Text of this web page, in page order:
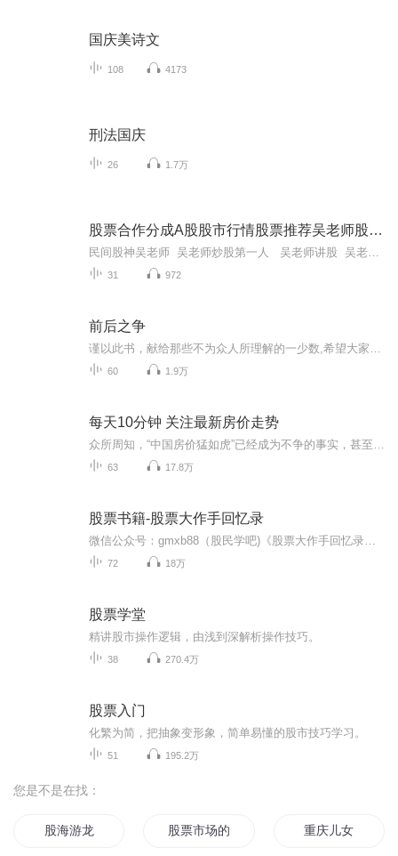
国庆美诗文
108 4173
刑法国庆
26 1.7万
股票合作分成A股股市行情股票推荐吴老师股票合作
31 972
前后之争
60 1.9万
每天10分钟 关注最新房价走势
63 17.8万
股票书籍-股票大作手回忆录
72 18万
股票学堂
精讲股市操作逻辑，由浅到深解析操作技巧。
38 270.4万
股票入门
化繁为简，把抽象变形象，简单易懂的股市技巧学习。
51 195.2万
您是不是在找：
股海游龙 股票市场的两个小故事 重庆儿女